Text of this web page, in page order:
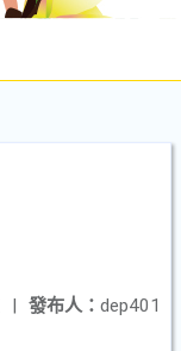
發布人： dep401
|